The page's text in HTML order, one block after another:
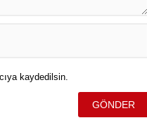
kaydedilsin.